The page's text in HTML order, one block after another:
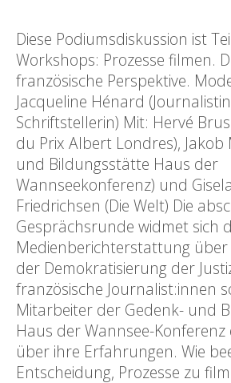
Diese Podiumsdiskussion ist
Workshops: Prozesse filmen.
französische Perspektive.
Jacqueline Hénard
Schriftstellerin) Mit: Hervé
du Prix Albert Londres),
und Bildungsstätte Haus der
Wannseekonferenz) und Gisela
Friedrichsen (Die Welt) Die
Gesprächsrunde widmet sich
Medienberichterstattung über
der Demokratisierung der
französische Journalist:innen
Mitarbeiter der Gedenk- und
Haus der Wannsee-Konferenz
über ihre Erfahrungen. Wie
Entscheidung, Prozesse zu